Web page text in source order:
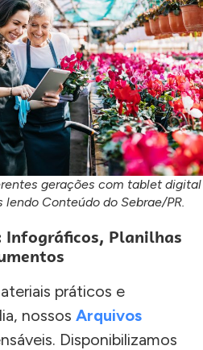
gerações com tablet digital
lendo Conteúdo do Sebrae/PR.
Planilhas
práticos e
nossos Arquivos
Disponibilizamos